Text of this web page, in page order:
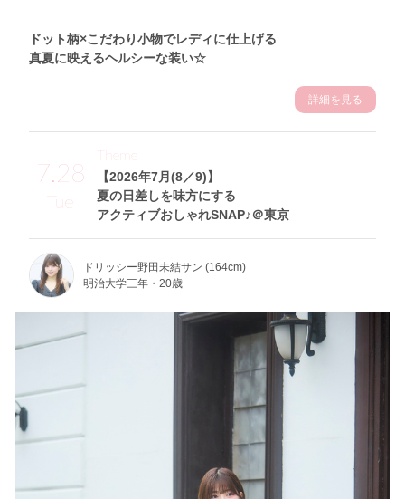
ドット柄×こだわり小物でレディに仕上げる
真夏に映えるヘルシーな装い☆
詳細を見る
7.28
Tue
【2026年7月(8／9)】
夏の日差しを味方にする
アクティブおしゃれSNAP♪＠東京
Theme
ドリッシー野田未結サン (164cm)
明治大学三年・20歳